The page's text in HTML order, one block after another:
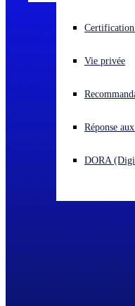
Vous subissez une
Open language
Certification
Vie privée
Réponse
DORA